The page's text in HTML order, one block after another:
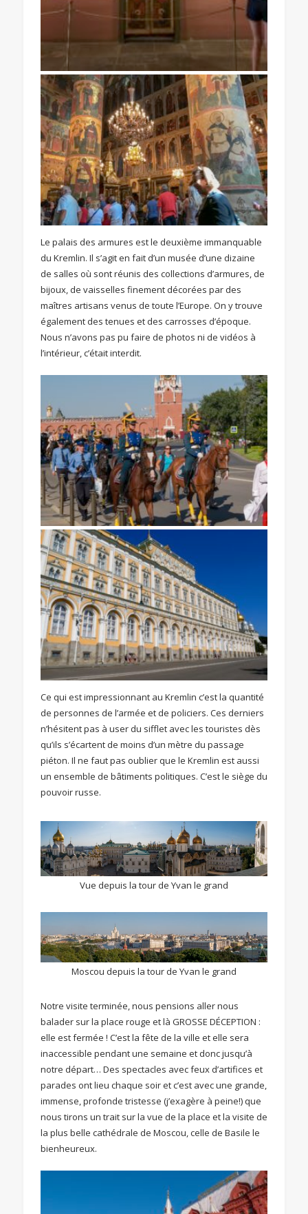
Le palais des armures est le deuxième immanquable
du Kremlin. Il s’agit en fait d’un musée d’une dizaine
de salles où sont réunis des collections d’armures, de
bijoux, de vaisselles finement décorées par des
maîtres artisans venus de toute l’Europe. On y trouve
également des tenues et des carrosses d’époque.
Nous n’avons pas pu faire de photos ni de vidéos à
l’intérieur, c’était interdit.
Ce qui est impressionnant au Kremlin c’est la quantité
de personnes de l’armée et de policiers. Ces derniers
n’hésitent pas à user du sifflet avec les touristes dès
qu’ils s’écartent de moins d’un mètre du passage
piéton. Il ne faut pas oublier que le Kremlin est aussi
un ensemble de bâtiments politiques. C’est le siège du
pouvoir russe.
Vue depuis la tour de Yvan le grand
Moscou depuis la tour de Yvan le grand
Notre visite terminée, nous pensions aller nous
balader sur la place rouge et là GROSSE DÉCEPTION :
elle est fermée ! C’est la fête de la ville et elle sera
inaccessible pendant une semaine et donc jusqu’à
notre départ… Des spectacles avec feux d’artifices et
parades ont lieu chaque soir et c’est avec une grande,
immense, profonde tristesse (j’exagère à peine!) que
nous tirons un trait sur la vue de la place et la visite de
la plus belle cathédrale de Moscou, celle de Basile le
bienheureux.